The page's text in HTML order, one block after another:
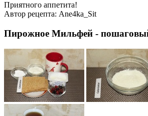
Приятного аппетита!
Автор рецепта: Ane4ka_Sit
Пирожное Мильфей -